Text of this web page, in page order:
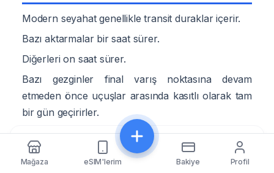
Modern seyahat genellikle transit duraklar içerir.
Bazı aktarmalar bir saat sürer.
Diğerleri on saat sürer.
Bazı gezginler final varış noktasına devam
etmeden önce uçuşlar arasında kasıtlı olarak tam
bir gün geçirirler.
Bu ilginç bir soru yaratır.
eSIM aktarma sırasında mı yoksa nihai varış
noktasına ulaştıktan sonra mı aktif edilmelidir?
Paylaş
Mağaza eSIM'lerim Bakiye Profil